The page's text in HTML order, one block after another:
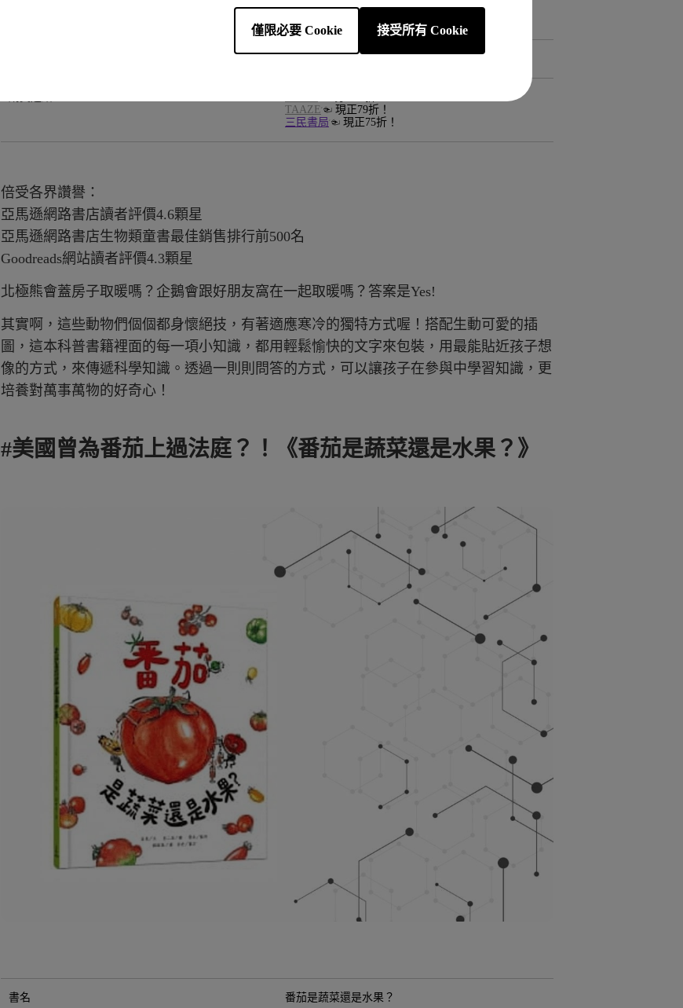
僅限必要 Cookie 接受所有 Cookie
4-8歲適合親子共讀
有
TAAZE☜ 現正79折！
三民書局☜ 現正75折！
倍受各界讚譽：
亞馬遜網路書店讀者評價4.6顆星
亞馬遜網路書店生物類童書最佳銷售排行前500名
Goodreads網站讀者評價4.3顆星
北極熊會蓋房子取暖嗎？企鵝會跟好朋友窩在一起取暖嗎？答案是Yes!
其實啊，這些動物們個個都身懷絕技，有著適應寒冷的獨特方式喔！搭配生動可愛的插
圖，這本科普書籍裡面的每一項小知識，都用輕鬆愉快的文字來包裝，用最能貼近孩子想
像的方式，來傳遞科學知識。透過一則則問答的方式，可以讓孩子在參與中學習知識，更
培養對萬事萬物的好奇心！
#美國曾為番茄上過法庭？！《番茄是蔬菜還是水果？》
書名 番茄是蔬菜還是水果？